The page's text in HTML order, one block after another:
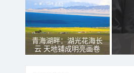
青海湖畔：湖光花海长
云 天地铺成明亮画卷